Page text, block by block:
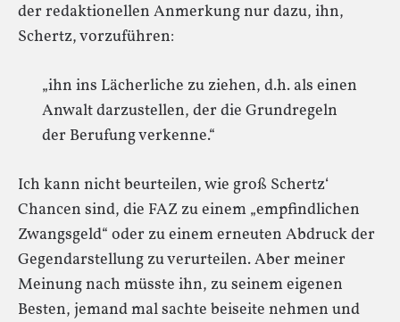
der redaktionellen Anmerkung nur dazu, ihn,
Schertz, vorzuführen:
„ihn ins Lächerliche zu ziehen, d.h. als einen
Anwalt darzustellen, der die Grundregeln
der Berufung verkenne.“
Ich kann nicht beurteilen, wie groß Schertz‘
Chancen sind, die FAZ zu einem „empfindlichen
Zwangsgeld“ oder zu einem erneuten Abdruck der
Gegendarstellung zu verurteilen. Aber meiner
Meinung nach müsste ihn, zu seinem eigenen
Besten, jemand mal sachte beiseite nehmen und